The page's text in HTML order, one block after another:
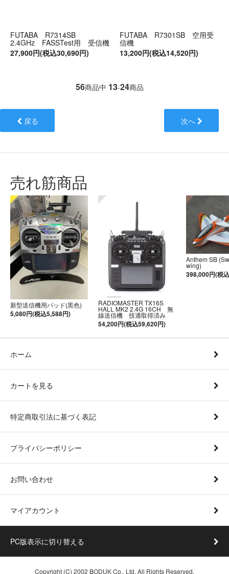
FUTABA R7314SB
2.4GHz FASSTest用 受信機
27,900円(税込30,690円)
FUTABA R7301SB 空用受
信機
13,200円(税込14,520円)
56商品中 13-24商品
戻る 次へ
売れ筋商品
新型送信機用パッド(黒色)
5,080円(税込5,588円)
RADIOMASTER TX16S
HALL MK2 2.4G 16CH 無
線送信機 技適取得済み
54,200円(税込59,620円)
Anthem SB
wing)
398,000円(税
ホーム
カートを見る
特定商取引法に基づく表記
プライバシーポリシー
お問い合わせ
マイアカウント
PC版表示に切り替える
Copyright (C) 2002 BODUK Co., Ltd. All Rights Reserved.